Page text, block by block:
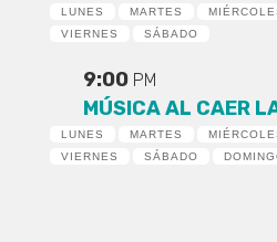
LUNES MARTES
VIERNES
SÁBADO
9:00 PM
MÚSICA AL CAER
LUNES MARTES
VIERNES
SÁBADO